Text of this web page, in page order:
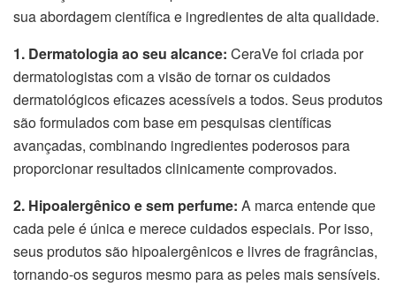
sua abordagem científica e ingredientes de alta qualidade.
1. Dermatologia ao seu alcance: CeraVe foi criada por
dermatologistas com a visão de tornar os cuidados
dermatológicos eficazes acessíveis a todos. Seus produtos
são formulados com base em pesquisas científicas
avançadas, combinando ingredientes poderosos para
proporcionar resultados clinicamente comprovados.
2. Hipoalergênico e sem perfume: A marca entende que
cada pele é única e merece cuidados especiais. Por isso,
seus produtos são hipoalergênicos e livres de fragrâncias,
tornando-os seguros mesmo para as peles mais sensíveis.